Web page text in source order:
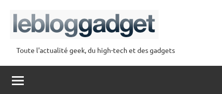
contenu
lebloggadget
Toute l'actualité geek, du high-tech et des gadgets